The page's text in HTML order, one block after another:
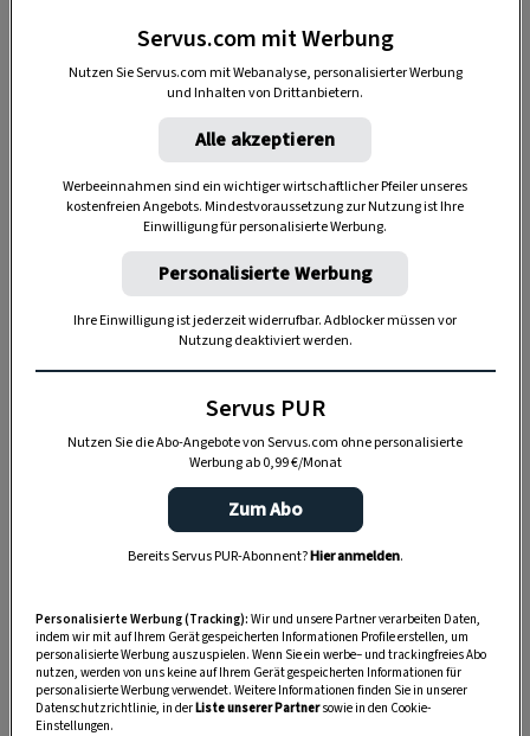
der passenden Länge – ein paar Minuten in
Ostereierfarbe ein, damit er biegsam wird.
Fixieren Sie ihn bereits während dem
Trocknen zu einem Kreis zusammengerollt
mit Wäscheklammern.
Bestreichen Sie nach dem Trocknen ein Ende
mit Holzleim kleben Sie die Enden
überlappend zusammen. Fixieren Sie diese
wieder mit Wäscheklammern.
„Servus Garten“ auf WhatsApp
Servus.com mit Werbung
Nutzen Sie Servus.com mit Webanalyse, personalisierter Werbung
und Inhalten von Drittanbietern.
Alle akzeptieren
Werbeeinnahmen sind ein wichtiger wirtschaftlicher Pfeiler unseres
kostenfreien Angebots. Mindestvoraussetzung zur Nutzung ist Ihre
Einwilligung für personalisierte Werbung.
Personalisierte Werbung
Ihre Einwilligung ist jederzeit widerrufbar. Adblocker müssen vor
Nutzung deaktiviert werden.
Servus PUR
Nutzen Sie die Abo-Angebote von Servus.com ohne personalisierte
Werbung ab 0,99 €/Monat
Zum Abo
Bereits Servus PUR-Abonnent?Hier anmelden.
Personalisierte Werbung (Tracking): Wir und unsere Partner verarbeiten Daten,
indem wir mit auf Ihrem Gerät gespeicherten Informationen Profile erstellen, um
personalisierte Werbung auszuspielen. Wenn Sie ein werbe– und trackingfreies Abo
nutzen, werden von uns keine auf Ihrem Gerät gespeicherten Informationen für
personalisierte Werbung verwendet. Weitere Informationen finden Sie in unserer
Datenschutzrichtlinie, in derListe unserer Partnersowie in den Cookie-
Einstellungen.